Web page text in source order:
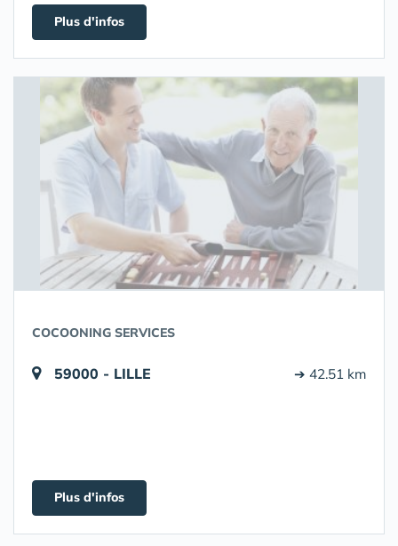
Plus d'infos
COCOONING SERVICES
59000 - LILLE ➔ 42.51 km
Plus d'infos